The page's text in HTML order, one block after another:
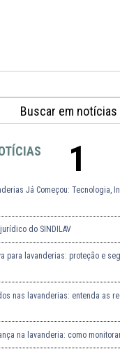
1
Já Começou: Tecnologia,
do SINDILAV
para lavanderias: proteção e
nas lavanderias: entenda as
na lavanderia: como